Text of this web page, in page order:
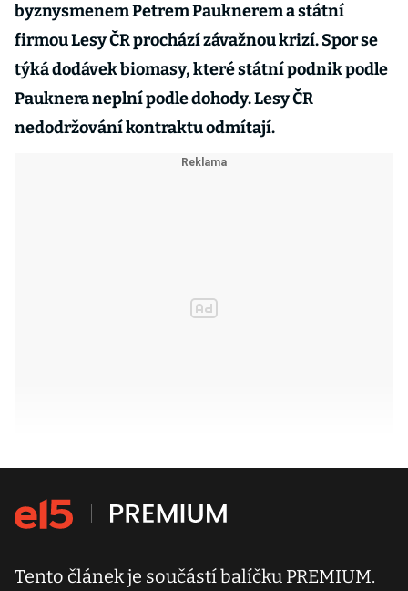
byznysmenem Petrem Pauknerem a státní
firmou Lesy ČR prochází závažnou krizí. Spor se
týká dodávek biomasy, které státní podnik podle
Pauknera neplní podle dohody. Lesy ČR
nedodržování kontraktu odmítají.
Tento článek je součástí balíčku PREMIUM.